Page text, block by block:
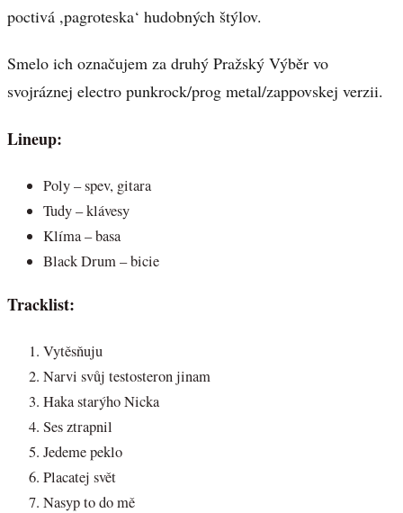
poctivá ,pagroteska‘ hudobných štýlov.
Smelo ich označujem za druhý Pražský Výběr vo
svojráznej electro punkrock/prog metal/zappovskej verzii.
Lineup:
Poly – spev, gitara
Tudy – klávesy
Klíma – basa
Black Drum – bicie
Tracklist:
Vytěsňuju
Narvi svůj testosteron jinam
Haka starýho Nicka
Ses ztrapnil
Jedeme peklo
Placatej svět
Nasyp to do mě